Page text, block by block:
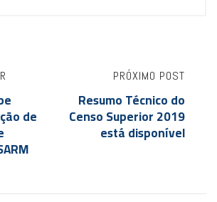
de
PRÓXIMO POST
Resumo Técnico do
Censo Superior 2019
está disponível